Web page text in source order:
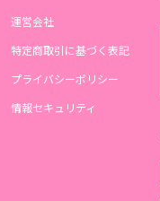
運営会社
特定商取引に基づく表記
プライバシーポリシー
情報セキュリティ